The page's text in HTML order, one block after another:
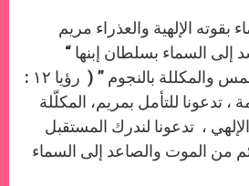
الإلهية والعذراء مريم
إلى السماء بسلطان إبنها “
” المرأة الملتحفة بالشمس والمكللة بالنجوم ” ( رؤيا ١٢ :
، تدعونا للتأمل بمريم، المكلّلة
، تدعونا لندرك المستقبل
من الموت والصاعد إلى السماء